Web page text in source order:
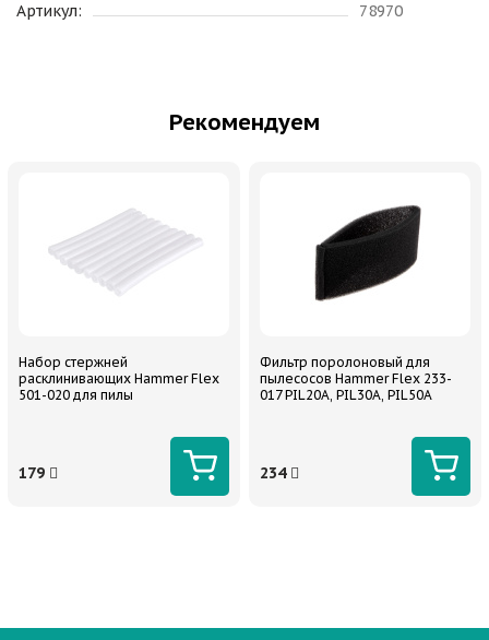
Артикул:
78970
Рекомендуем
Набор стержней
расклинивающих Hammer Flex
501-020 для пилы
179
Фильтр поролоновый для
пылесосов Hammer Flex 233-
017 PIL20A, PIL30A, PIL50A
234